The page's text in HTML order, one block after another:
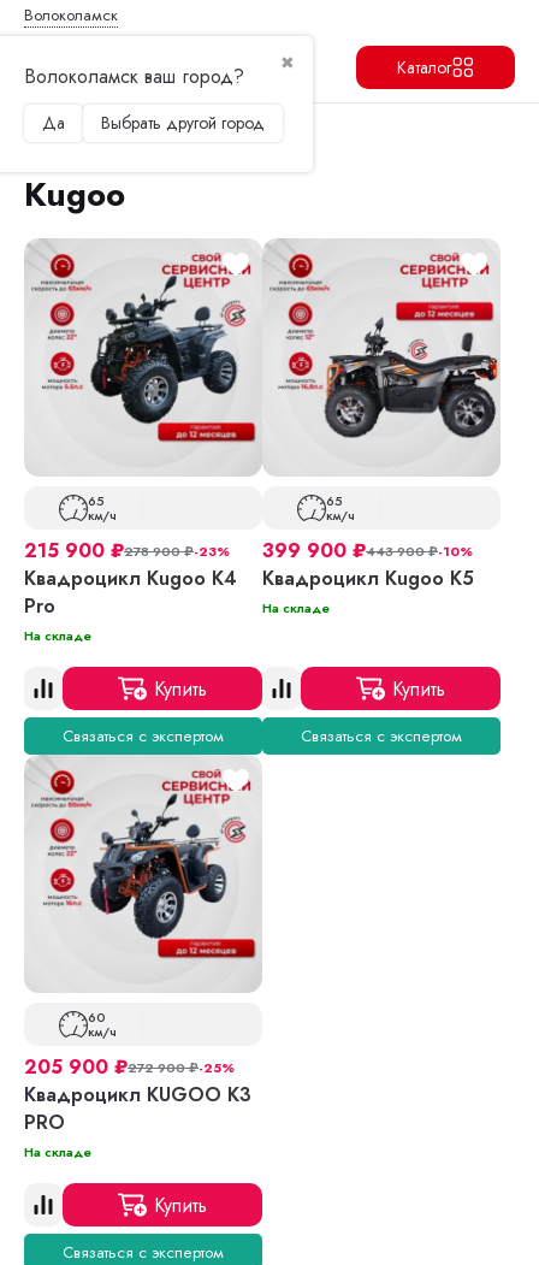
Волоколамск
✖
Волоколамск ваш город?
Да Выбрать другой город
Каталог
Главная Квадроциклы Kugoo
Kugoo
65
км/ч
215 900 ₽278 900₽-23%
Квадроцикл Kugoo K4
Pro
На складе
Купить
Связаться с экспертом
65
км/ч
399 900 ₽443 900₽-10%
Квадроцикл Kugoo K5
На складе
Купить
Связаться с экспертом
60
км/ч
205 900 ₽272 900₽-25%
Квадроцикл KUGOO К3
PRO
На складе
Купить
Связаться с экспертом
Продолжить